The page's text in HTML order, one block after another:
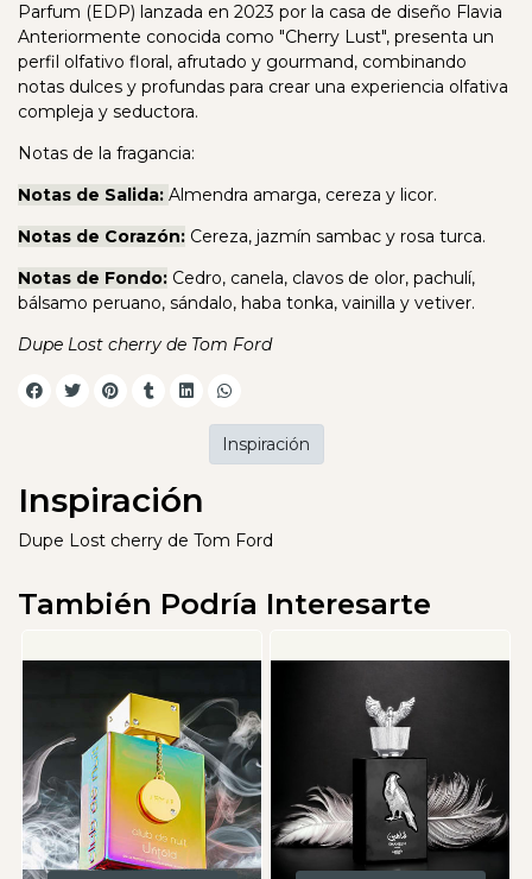
Parfum (EDP) lanzada en 2023 por la casa de diseño Flavia
Anteriormente conocida como "Cherry Lust", presenta un
perfil olfativo floral, afrutado y gourmand, combinando
notas dulces y profundas para crear una experiencia olfativa
compleja y seductora.
Notas de la fragancia:
Notas de Salida: Almendra amarga, cereza y licor.
Notas de Corazón: Cereza, jazmín sambac y rosa turca.
Notas de Fondo: Cedro, canela, clavos de olor, pachulí,
bálsamo peruano, sándalo, haba tonka, vainilla y vetiver.
Dupe Lost cherry de Tom Ford
Inspiración
Dupe Lost cherry de Tom Ford
Inspiración
También Podría Interesarte